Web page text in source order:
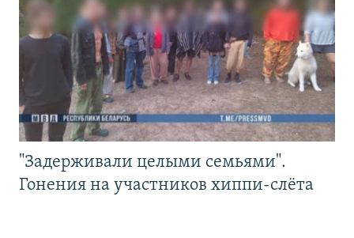
"Задерживали целыми семьями".
Гонения на участников хиппи-слёта